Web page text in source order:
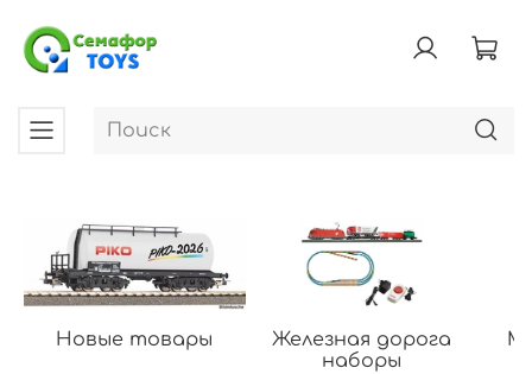
Новые товары
Железная дорога
наборы